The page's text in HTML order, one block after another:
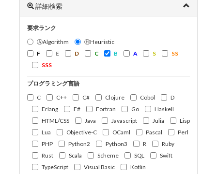
詳細検索
要求ランク
ⒶAlgorithm
ⒽHeuristic
F
E D C B A S
SS
SSS
プログラミング言語
C
C++ C# Clojure Cobol
D
Erlang
F# Fortran Go
Haskell
HTML/CSS
Java Javascript Julia
Lisp
Lua
Objective-C OCaml Pascal
Perl
PHP
Python2 Python3 R
Ruby
Rust
Scala Scheme SQL
Swift
TypeScript
Visual Basic Kotlin